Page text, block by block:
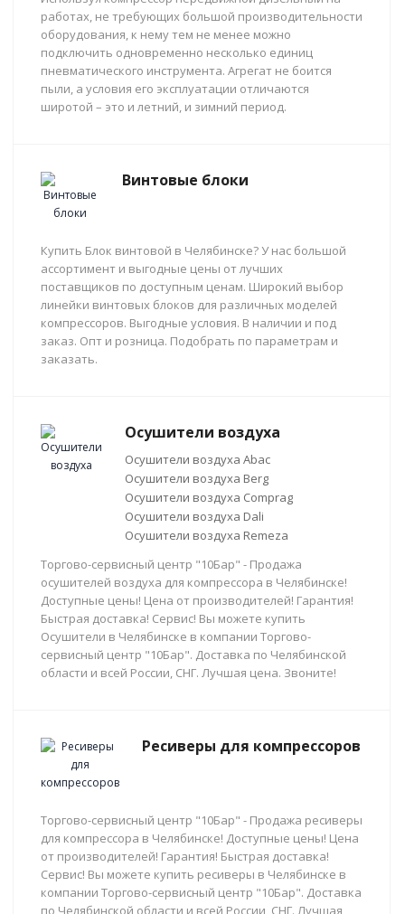
работах, не требующих большой производительности
оборудования, к нему тем не менее можно
подключить одновременно несколько единиц
пневматического инструмента. Агрегат не боится
пыли, а условия его эксплуатации отличаются
широтой – это и летний, и зимний период.
Винтовые блоки
Купить Блок винтовой в Челябинске? У нас большой
ассортимент и выгодные цены от лучших
поставщиков по доступным ценам. Широкий выбор
линейки винтовых блоков для различных моделей
компрессоров. Выгодные условия. В наличии и под
заказ. Опт и розница. Подобрать по параметрам и
заказать.
Осушители воздуха
Осушители воздуха Abac
Осушители воздуха Berg
Осушители воздуха Comprag
Осушители воздуха Dali
Осушители воздуха Remeza
Торгово-сервисный центр "10Бар" - Продажа
осушителей воздуха для компрессора в Челябинске!
Доступные цены! Цена от производителей! Гарантия!
Быстрая доставка! Сервис! Вы можете купить
Осушители в Челябинске в компании Торгово-
сервисный центр "10Бар". Доставка по Челябинской
области и всей России, СНГ. Лучшая цена. Звоните!
Ресиверы для компрессоров
Торгово-сервисный центр "10Бар" - Продажа ресиверы
для компрессора в Челябинске! Доступные цены! Цена
от производителей! Гарантия! Быстрая доставка!
Сервис! Вы можете купить ресиверы в Челябинске в
компании Торгово-сервисный центр "10Бар". Доставка
по Челябинской области и всей России, СНГ. Лучшая